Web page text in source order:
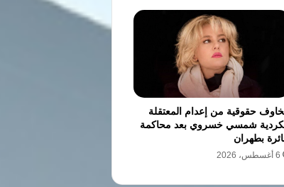
حقوقية من إعدام المعتقلة
شمسي خسروي بعد محاكمة
بطهران
6 أغسطس، 2026